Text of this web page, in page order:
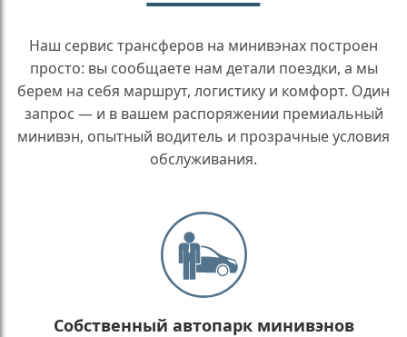
Наш сервис трансферов на минивэнах построен
просто: вы сообщаете нам детали поездки, а мы
берем на себя маршрут, логистику и комфорт. Один
запрос — и в вашем распоряжении премиальный
минивэн, опытный водитель и прозрачные условия
обслуживания.
Собственный автопарк минивэнов